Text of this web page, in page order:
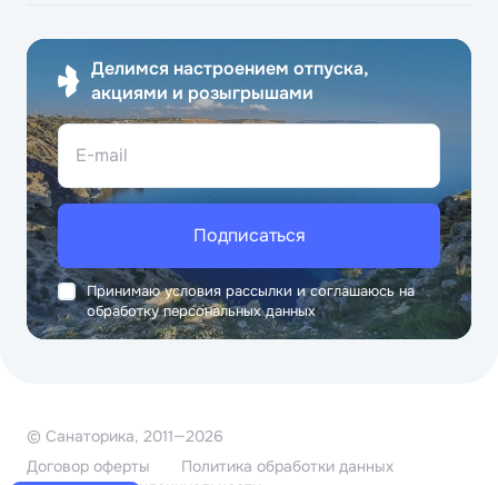
Делимся настроением отпуска,
акциями и розыгрышами
E-mail
Подписаться
Принимаю условия рассылки и соглашаюсь на
обработку персональных данных
© Санаторика, 2011—2026
Договор оферты
Политика обработки данных